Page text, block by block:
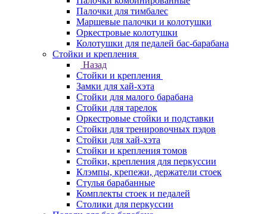
Палочки для тимбалес
Маршевые палочки и колотушки
Оркестровые колотушки
Колотушки для педалей бас-барабана
Стойки и крепления
Назад
Стойки и крепления
Замки для хай-хэта
Стойки для малого барабана
Стойки для тарелок
Оркестровые стойки и подставки
Стойки для тренировочных пэдов
Стойки для хай-хэта
Стойки и крепления томов
Стойки, крепления для перкуссии
Клэмпы, крепежи, держатели стоек
Стулья барабанные
Комплекты стоек и педалей
Столики для перкуссии